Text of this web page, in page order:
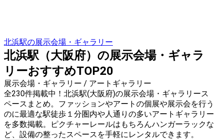
北浜駅の展示会場・ギャラリー
北浜駅（大阪府）の展示会場・ギャラ
リーおすすめTOP20
展示会場・ギャラリー / アートギャラリー
全230件掲載中！北浜駅(大阪府)の展示会場・ギャラリース
ペースまとめ。ファッションやアートの個展や展示会を行う
のに最適な駅徒歩１分圏内や人通りの多いアートギャラリー
を多数掲載。ピクチャーレールはもちろんハンガーラックな
ど、設備の整ったスペースを手軽にレンタルできます。